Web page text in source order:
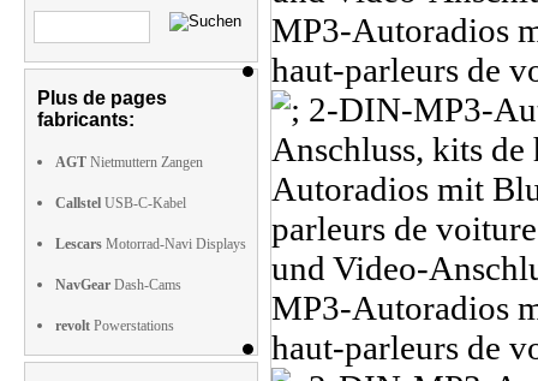
Plus de pages
fabricants:
AGT Nietmuttern Zangen
Callstel USB-C-Kabel
Lescars Motorrad-Navi Displays
NavGear Dash-Cams
revolt Powerstations